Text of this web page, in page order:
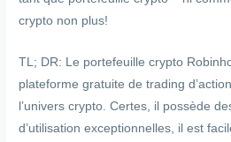
crypto non plus!
TL; DR: Le portefeuille crypto
plateforme gratuite de trading
l’univers crypto. Certes, il possède
d’utilisation exceptionnelles, il est